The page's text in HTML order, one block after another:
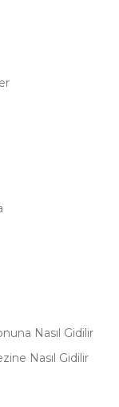
Nasıl Gidilir
Nasıl Gidilir